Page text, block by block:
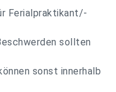
Ferialpraktikant/-
sollten
sonst innerhalb